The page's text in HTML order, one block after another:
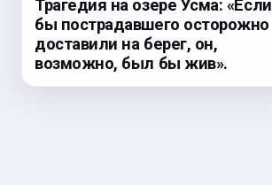
Трагедия на озере Усма: «Если
бы пострадавшего осторожно
доставили на берег, он,
возможно, был бы жив».